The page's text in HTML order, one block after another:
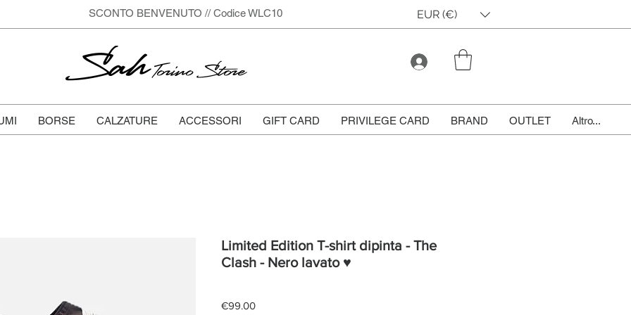
SCONTO BENVENUTO // Codice WLC10 EUR (€)
SahTorino Store
BORSE CALZATURE ACCESSORI GIFT CARD PRIVILEGE CARD BRAND OUTLET Altro...
Limited Edition T-shirt dipinta - The
Clash - Nero lavato ♥
€99.00Price